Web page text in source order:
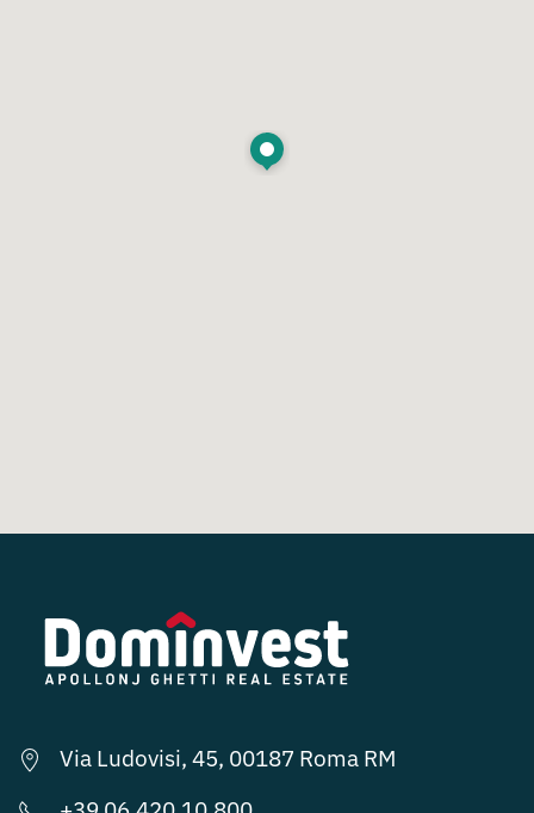
Via Ludovisi, 45, 00187 Roma RM